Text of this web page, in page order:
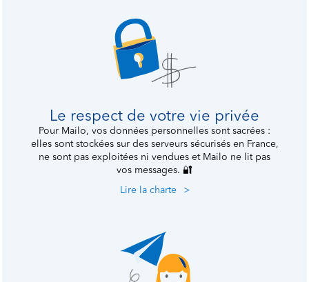
Le respect de votre vie privée
Pour Mailo, vos données personnelles sont sacrées :
elles sont stockées sur des serveurs sécurisés en France,
ne sont pas exploitées ni vendues et Mailo ne lit pas
vos messages. 🔐
Lire la charte >